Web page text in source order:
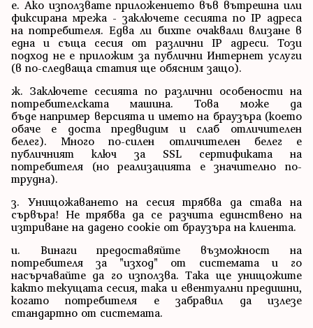
е. Ако използвате приложението във вътрешна или
фиксирана мрежа - заключете сесията по IP адреса
на потребителя. Едва ли бихте очаквали влизане в
една и съща сесия от различни IP адреси. Този
подход не е приложим за публични Интернет услуги
(в по-следваща статия ще обясним защо).
ж. Заключете сесията по различни особености на
потребителската машина. Това може да
бъде например версията и името на браузъра (което
обаче е доста предвидим и слаб отличителен
белег). Много по-силен отличителен белег е
публичният ключ за SSL сертификата на
потребителя (но реализацията е значително по-
трудна).
з. Унищожаването на сесия трябва да става на
сървъра! Не трябва да се разчита единствено на
изтриване на дадено cookie от браузъра на клиента.
и. Винаги предоставяйте възможност на
потребителя за "изход" от системата и го
насърчавайте да го използва. Така ще унищожите
както текущата сесия, така и евентуални предишни,
когато потребителя е забравил да излезе
стандартно от системата.